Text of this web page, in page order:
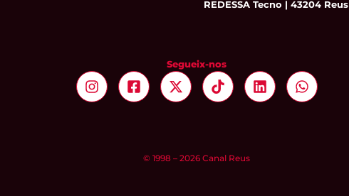
REDESSA Tecno | 43204 Reus
Segueix-nos
© 1998 – 2026 Canal Reus